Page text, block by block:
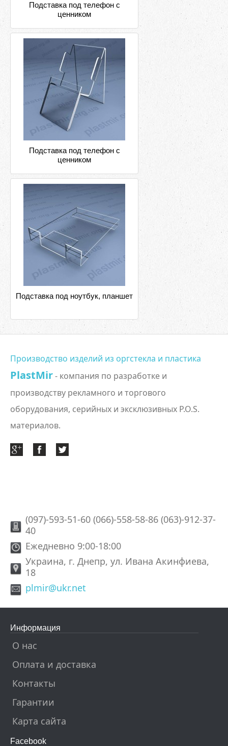
Подставка под телефон с
ценником
Подставка под телефон с
ценником
Подставка под ноутбук, планшет
Производство изделий из оргстекла и пластика
PlastMir- компания по разработке и
производству рекламного и торгового
оборудования, серийных и эксклюзивных P.O.S.
материалов.
(097)-593-51-60 (066)-558-58-86 (063)-912-37-
40
Ежедневно 9:00-18:00
Украина, г. Днепр, ул. Ивана Акинфиева,
18
plmir@ukr.net
Информация
О нас
Оплата и доставка
Контакты
Гарантии
Карта сайта
Facebook